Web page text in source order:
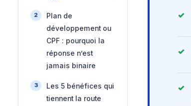
Plan de
développement ou
CPF : pourquoi la
réponse n’est
jamais binaire
Les 5 bénéfices qui
tiennent la route